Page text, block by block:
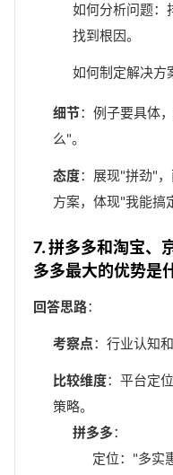
如何分析问题：
找到根因。
如何制定解决方
细节：例子要具体
么"。
态度：展现"拼劲"
方案，体现"我能搞
7. 拼多多和淘宝、
多多最大的优势是
回答思路：
考察点：行业认知
比较维度：平台定
策略。
拼多多：
定位："多实